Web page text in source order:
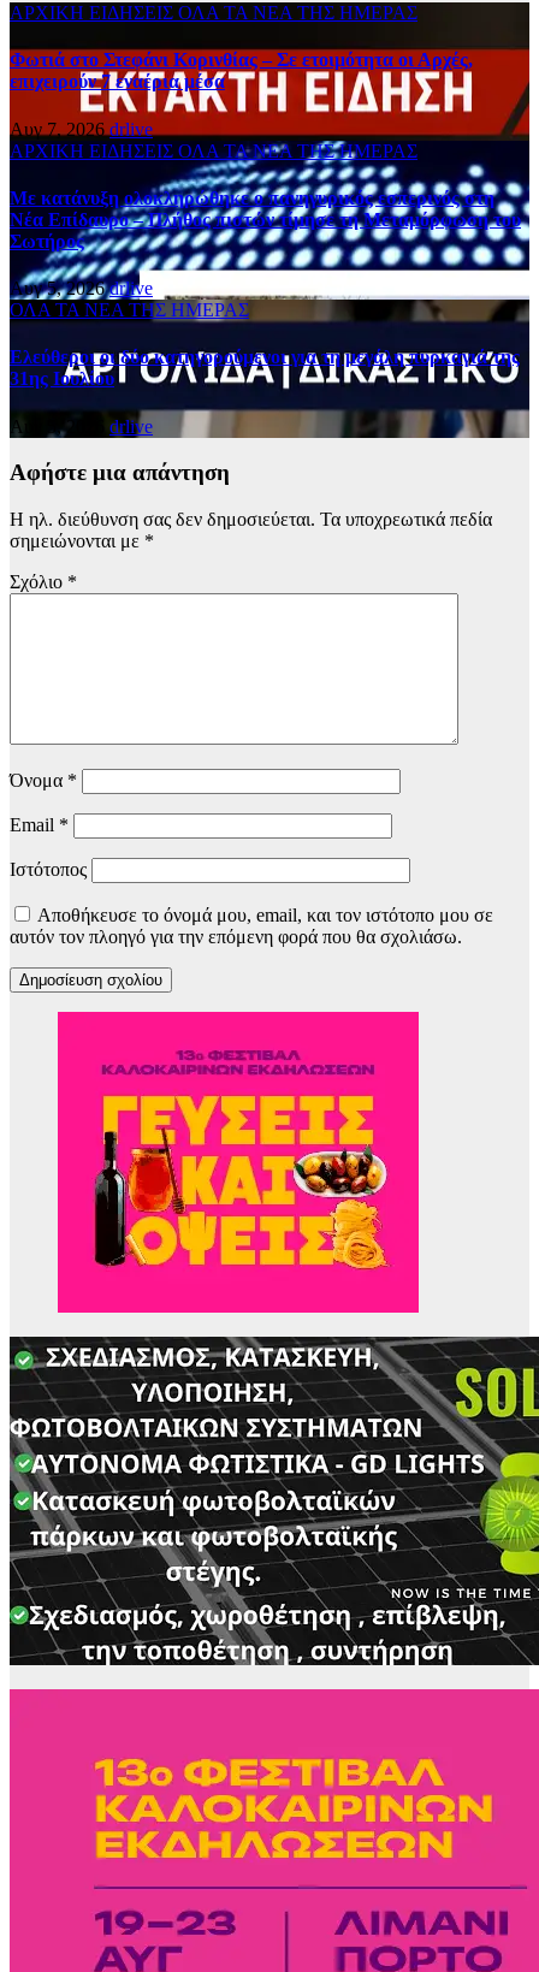
ΑΡΧΙΚΗ ΕΙΔΗΣΕΙΣ ΟΛΑ ΤΑ ΝΕΑ ΤΗΣ ΗΜΕΡΑΣ
Φωτιά στο Στεφάνι Κορινθίας – Σε ετοιμότητα οι Αρχές,
επιχειρούν 7 εναέρια μέσα
Αυγ 7, 2026drlive
ΑΡΧΙΚΗ ΕΙΔΗΣΕΙΣ ΟΛΑ ΤΑ ΝΕΑ ΤΗΣ ΗΜΕΡΑΣ
Με κατάνυξη ολοκληρώθηκε ο πανηγυρικός εσπερινός στη
Νέα Επίδαυρο – Πλήθος πιστών τίμησε τη Μεταμόρφωση του
Σωτήρος
Αυγ 5, 2026drlive
ΟΛΑ ΤΑ ΝΕΑ ΤΗΣ ΗΜΕΡΑΣ
Ελεύθεροι οι δύο κατηγορούμενοι για τη μεγάλη πυρκαγιά της
31ης Ιουλίου
Αυγ 5, 2026 drlive
Αφήστε μια απάντηση
Η ηλ. διεύθυνση σας δεν δημοσιεύεται. Τα υποχρεωτικά πεδία
σημειώνονται με *
Σχόλιο *
Όνομα *
Email *
Ιστότοπος
Αποθήκευσε το όνομά μου, email, και τον ιστότοπο μου σε
αυτόν τον πλοηγό για την επόμενη φορά που θα σχολιάσω.